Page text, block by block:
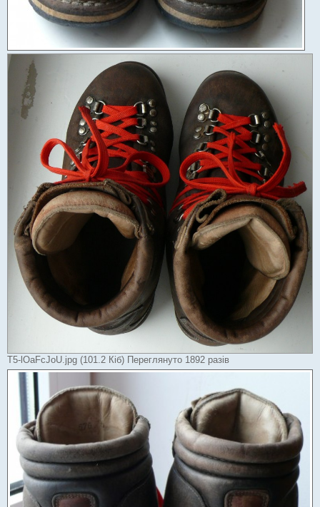
T5-lOaFcJoU.jpg (101.2 Кіб) Переглянуто 1892 разів